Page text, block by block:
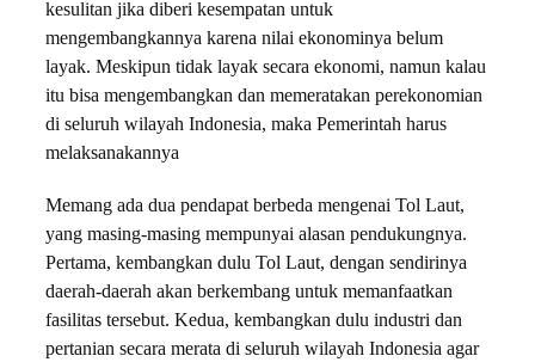
kesulitan jika diberi kesempatan untuk
mengembangkannya karena nilai ekonominya belum
layak. Meskipun tidak layak secara ekonomi, namun kalau
itu bisa me­ngem­­bangkan dan memeratakan perekonomian
di seluruh wila­yah Indonesia, maka Pemerintah harus
melaksanakannya
Memang ada dua pendapat berbeda mengenai Tol Laut,
yang masing-masing mempunyai alasan pendukungnya.
Pertama, kembangkan dulu Tol Laut, dengan sendirinya
daerah-daerah akan berkem­bang untuk memanfaatkan
fasilitas tersebut. Kedua, kem­bang­kan dulu industri dan
pertanian secara merata di seluruh wilayah Indonesia agar